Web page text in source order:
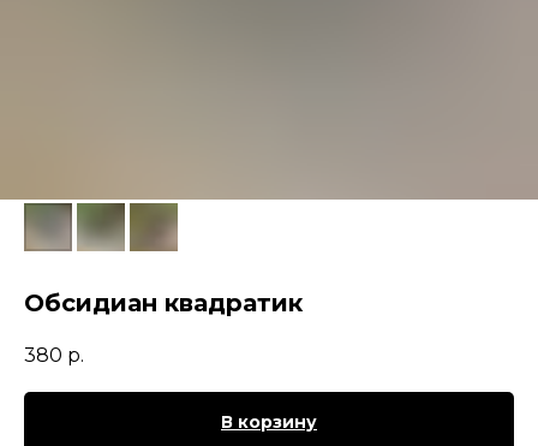
Обсидиан квадратик
380 р.
В корзину